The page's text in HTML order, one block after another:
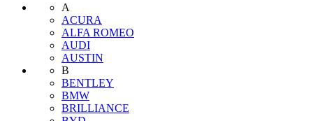
A
ACURA
ALFA ROMEO
AUDI
AUSTIN
B
BENTLEY
BMW
BRILLIANCE